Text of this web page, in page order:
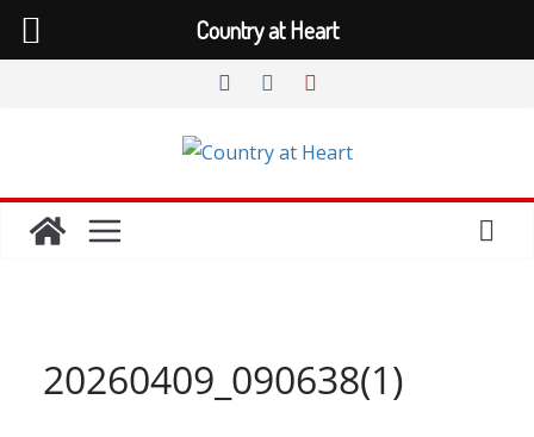
20260409_090638(1)
Country at Heart